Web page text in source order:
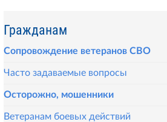
Гражданам
Сопровождение ветеранов СВО
Часто задаваемые вопросы
Осторожно, мошенники
Ветеранам боевых действий